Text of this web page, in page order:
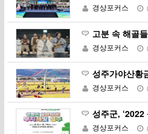
경상포커스
고분 속 해골
경상포커스
성주가야산황
경상포커스
성주군,
경상포커스